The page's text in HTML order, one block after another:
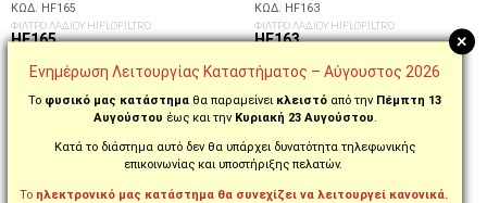
ΚΩΔ. HF165
ΦΙΛΤΡΟ ΛΑΔΙΟΥ HIFLOFILTRO
HF165
10,85€ 9,95€ -8%
ΆΜΕΣΑ ΔΙΑΘΈΣΙΜΟ
ΚΩΔ. HF163
ΦΙΛΤΡΟ ΛΑΔΙΟΥ HIFLOFILTRO
HF163
10,85€ 9,95€ -8%
ΆΜΕΣΑ ΔΙΑΘΈΣΙΜΟ
+
Ενημέρωση Λειτουργίας Καταστήματος – Αύγουστος 2026
Το φυσικό μας κατάστημα θα παραμείνει κλειστό από την Πέμπτη 13
Αυγούστου έως και τηνΚυριακή 23 Αυγούστου.
Κατά το διάστημα αυτό δεν θα υπάρχει δυνατότητα τηλεφωνικής
επικοινωνίας και υποστήριξης πελατών.
Το ηλεκτρονικό μας κατάστημα θα συνεχίζει να λειτουργεί κανονικά.